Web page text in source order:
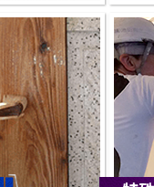
プロがチェック】
ただきました！～